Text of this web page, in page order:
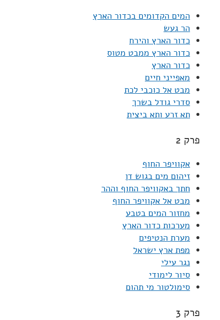
המים הקדומים בכדור הארץ
הר געש
כדור הארץ והירח
כדור הארץ ממבט מטוס
כדור הארץ
מאפייני חיים
מבט אל כוכבי לכת
סדרי גודל בשרך
תא זרע ותא ביצית
פרק 2
אקוויפר החוף
זיהום מים בגוש דן
חתך באקוויפר החוף וההר
מבט אל אקוויפר החוף
מחזור המים בטבע
מערכות כדור הארץ
מערת הנטיפים
מפת ארץ ישראל
נגר עילי
סיור לימודי
סימולטור מי תהום
פרק 3